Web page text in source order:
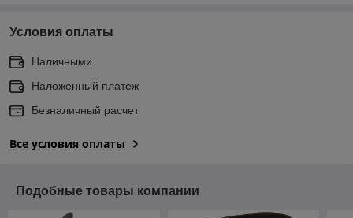
Условия оплаты
Наличными
Наложенный платеж
Безналичный расчет
Все условия оплаты
Подобные товары компании